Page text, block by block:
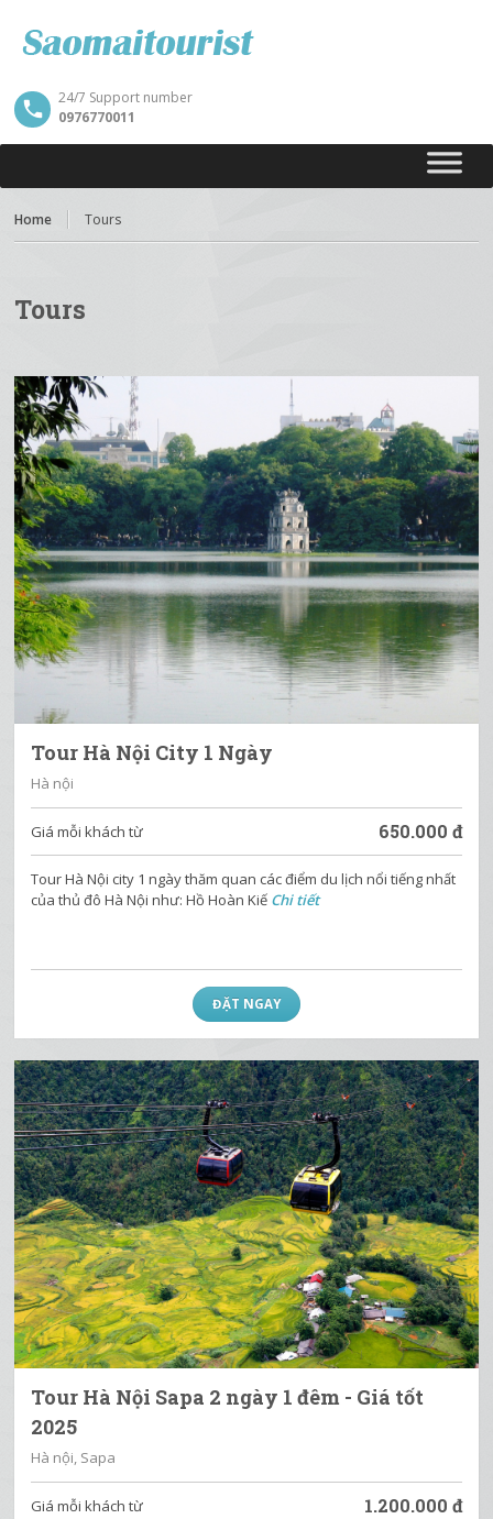
24/7 Support number
0976770011
Home Tours
Tours
Tour Hà Nội City 1 Ngày
Hà nội
Giá mỗi khách từ 650.000 đ
Tour Hà Nội city 1 ngày thăm quan các điểm du lịch nổi tiếng nhất
của thủ đô Hà Nội như: Hồ Hoàn Kiế Chi tiết
ĐẶT NGAY
Tour Hà Nội Sapa 2 ngày 1 đêm - Giá tốt
2025
Hà nội, Sapa
Giá mỗi khách từ 1.200.000 đ